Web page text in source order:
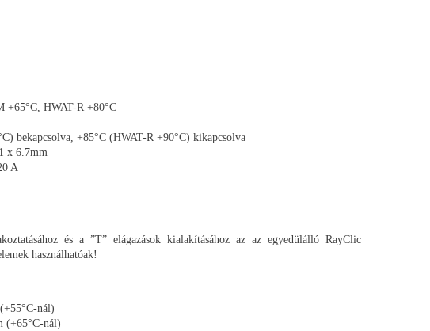
+65°C, HWAT-R +80°C
bekapcsolva, +85°C (HWAT-R +90°C) kikapcsolva
x 6.7mm
A
és a ”T” elágazások kialakításához az az egyedülálló RayClic
használhatóak!
nál)
nál)